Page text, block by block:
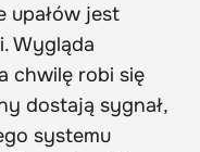
upałów jest
Wygląda
chwilę robi się
dostają sygnał,
systemu